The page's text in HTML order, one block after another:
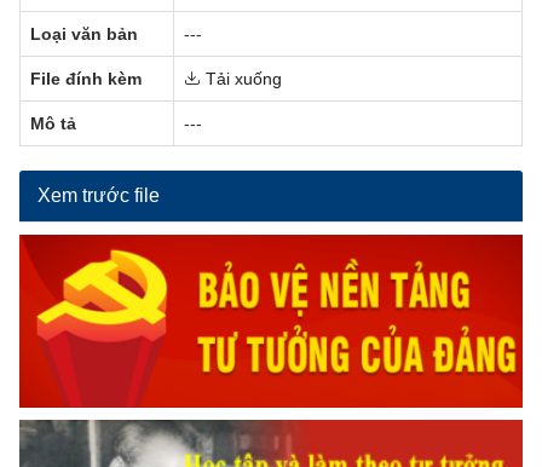
Loại văn bản ---
File đính kèm Tải xuống
Mô tả ---
Xem trước file